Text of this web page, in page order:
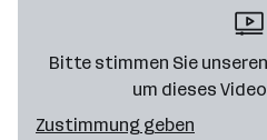
Bitte stimmen Sie
um dieses
Zustimmung geben